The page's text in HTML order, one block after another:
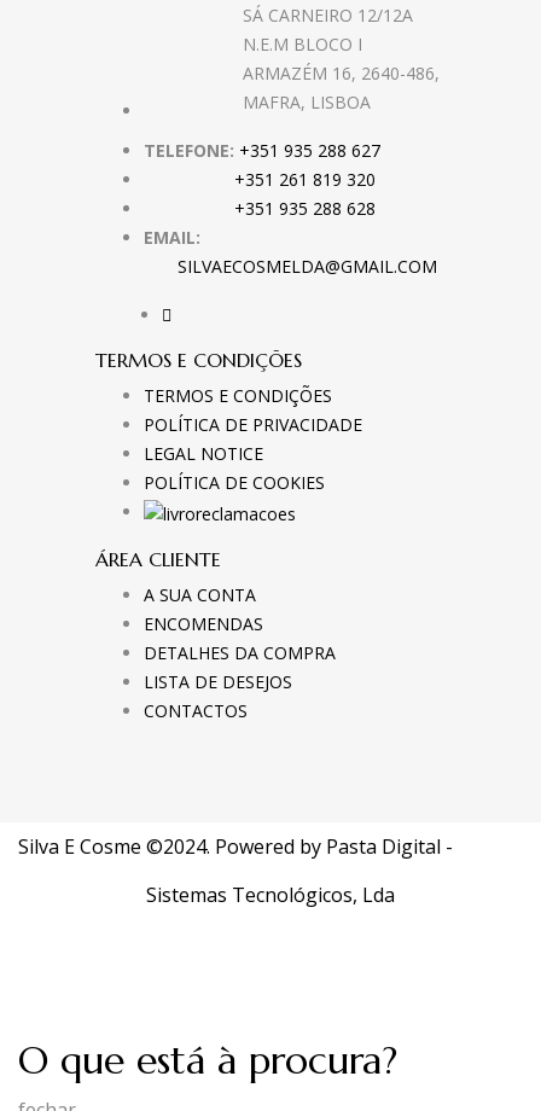
SÁ CARNEIRO 12/12A
N.E.M BLOCO I
ARMAZÉM 16, 2640-486,
MAFRA, LISBOA
TELEFONE: +351 935 288 627
+351 261 819 320
+351 935 288 628
EMAIL:
SILVAECOSMELDA@GMAIL.COM
TERMOS E CONDIÇÕES
TERMOS E CONDIÇÕES
POLÍTICA DE PRIVACIDADE
LEGAL NOTICE
POLÍTICA DE COOKIES
ÁREA CLIENTE
A SUA CONTA
ENCOMENDAS
DETALHES DA COMPRA
LISTA DE DESEJOS
CONTACTOS
Silva E Cosme ©2024. Powered by Pasta Digital -
Sistemas Tecnológicos, Lda
O que está à procura?